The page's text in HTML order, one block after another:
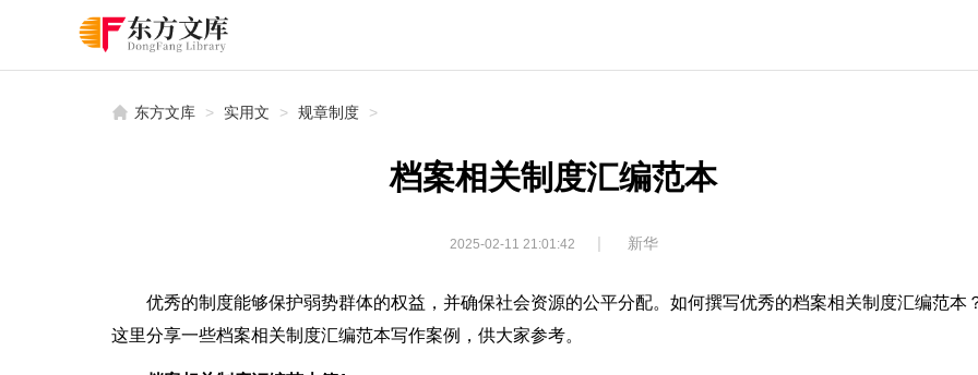
东方文库 > 实用文 > 规章制度 >
档案相关制度汇编范本
2025-02-11 21:01:42 | 新华
优秀的制度能够保护弱势群体的权益，并确保社会资源的公平分配。如何撰写优秀的档案相关制度汇编范本
这里分享一些档案相关制度汇编范本写作案例，供大家参考。